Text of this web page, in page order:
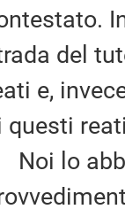
del
e,
questi
lo